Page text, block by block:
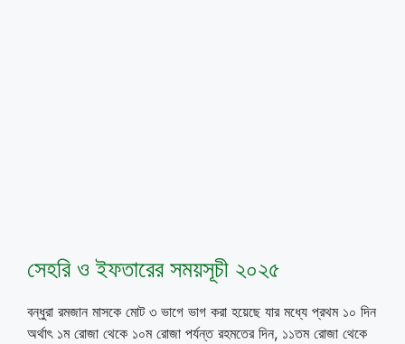
সেহরি ও ইফতারের সময়সূচী ২০২৫
বন্ধুরা রমজান মাসকে মোট ৩ ভাগে ভাগ করা হয়েছে যার মধ্যে প্রথম ১০ দিন
অর্থাৎ ১ম রোজা থেকে ১০ম রোজা পর্যন্ত রহমতের দিন, ১১তম রোজা থেকে